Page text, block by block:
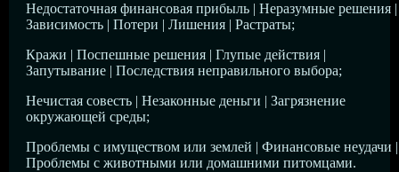
Недостаточная финансовая прибыль | Неразумные решения |
Зависимость | Потери | Лишения | Растраты;
Кражи | Поспешные решения | Глупые действия |
Запутывание | Последствия неправильного выбора;
Нечистая совесть | Незаконные деньги | Загрязнение
окружающей среды;
Проблемы с имуществом или землей | Финансовые неудачи |
Проблемы с животными или домашними питомцами.